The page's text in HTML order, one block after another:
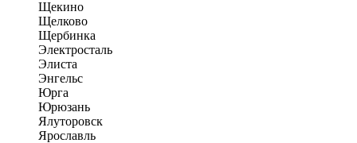
Щекино
Щелково
Щербинка
Электросталь
Элиста
Энгельс
Юрга
Юрюзань
Ялуторовск
Ярославль